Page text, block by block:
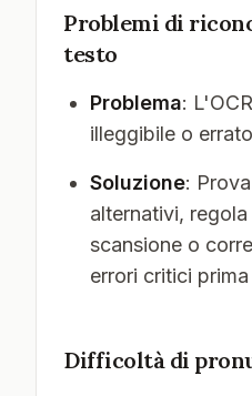
Problemi di
testo
Problema:
illeggibile o errato
Soluzione:
alternativi,
scansione o
errori critici
Difficoltà di